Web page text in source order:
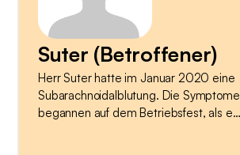
Suter (Betroffener)
Herr Suter hatte im Januar 2020 eine
Subarachnoidalblutung. Die Symptome
begannen auf dem Betriebsfest, als er